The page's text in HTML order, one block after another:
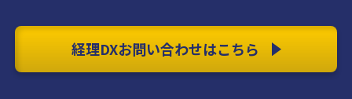
経理DXお問い合わせはこちら